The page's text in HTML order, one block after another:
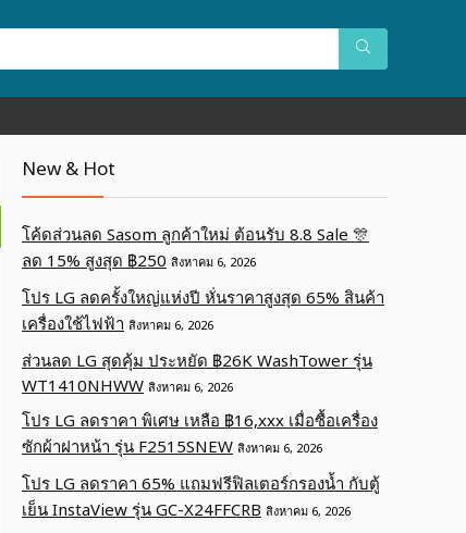
New & Hot
โค้ดส่วนลด Sasom ลูกค้าใหม่ ต้อนรับ 8.8 Sale 🎊
ลด 15% สูงสุด ฿250 สิงหาคม 6, 2026
โปร LG ลดครั้งใหญ่แห่งปี หั่นราคาสูงสุด 65% สินค้า
เครื่องใช้ไฟฟ้า สิงหาคม 6, 2026
ส่วนลด LG สุดคุ้ม ประหยัด ฿26K WashTower รุ่น
WT1410NHWW สิงหาคม 6, 2026
โปร LG ลดราคา พิเศษ เหลือ ฿16,xxx เมื่อซื้อเครื่อง
ซักผ้าฝาหน้า รุ่น F2515SNEW สิงหาคม 6, 2026
โปร LG ลดราคา 65% แถมฟรีฟิลเตอร์กรองน้ำ กับตู้
เย็น InstaView รุ่น GC-X24FFCRB สิงหาคม 6, 2026